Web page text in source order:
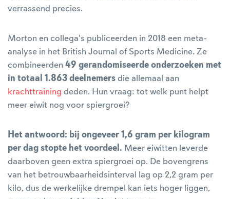
verrassend precies.
Morton en collega's publiceerden in 2018 een meta-
analyse in het British Journal of Sports Medicine. Ze
combineerden 49 gerandomiseerde onderzoeken met
in totaal 1.863 deelnemers die allemaal aan
krachttraining deden. Hun vraag: tot welk punt helpt
meer eiwit nog voor spiergroei?
Het antwoord: bij ongeveer 1,6 gram per kilogram
per dag stopte het voordeel. Meer eiwitten leverde
daarboven geen extra spiergroei op. De bovengrens
van het betrouwbaarheidsinterval lag op 2,2 gram per
kilo, dus de werkelijke drempel kan iets hoger liggen,